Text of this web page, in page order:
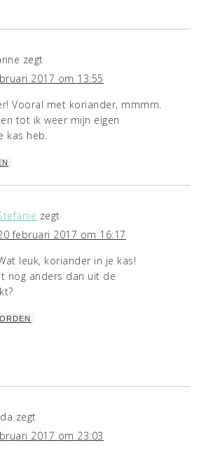
zegt
2017 om 13:55
Vooral met koriander, mmmm.
tot ik weer mijn eigen
kas heb.
zegt
februari 2017 om 16:17
leuk, koriander in je kas!
nog anders dan uit de
zegt
2017 om 23:03